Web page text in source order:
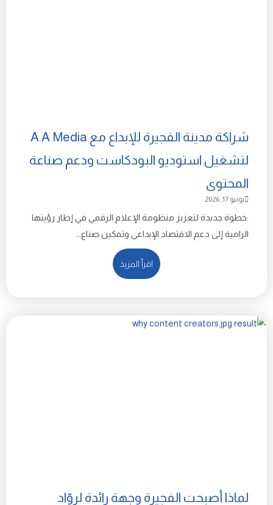
شراكة مدينة الفجيرة للإبداع مع A A Media
لتشغيل استوديو البودكاست ودعم صناعة
المحتوى
يونيو 17, 2026
:خطوة جديدة لتعزيز منظومة الإعلام الرقمي في إطار رؤيتها
الرامية إلى دعم الاقتصاد الإبداعي وتمكين صناع...
اقرأ المزيد
لماذا أصبحت الفجيرة وجهة رائدة لروّاد